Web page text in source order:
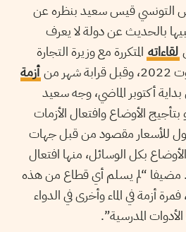
التونسي قيس سعيد بنظره عن
بالحديث عن دولة لا يعرف
لقاءاته المتكررة مع وزيرة التجارة
أزمة
أكتوبر الماضي، وجه سعيد
الأوضاع وافتعال الأزمات
للأسعار مقصود من قبل جهات
بكل الوسائل، منها افتعال
مضيفا “لم يسلم أي قطاع من هذه
فمرة أزمة في الماء وأخرى في الدواء
المدرسية”.